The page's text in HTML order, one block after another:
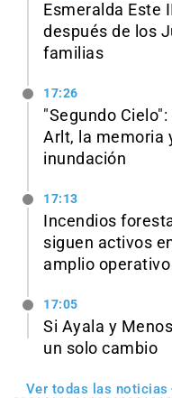
Esmeralda Este
después de los
familias
17:26
"Segundo
Arlt, la memoria
inundación
17:13
Incendios
siguen activos
amplio operativo
17:05
Si Ayala y
un solo cambio
Ver todas las noticias